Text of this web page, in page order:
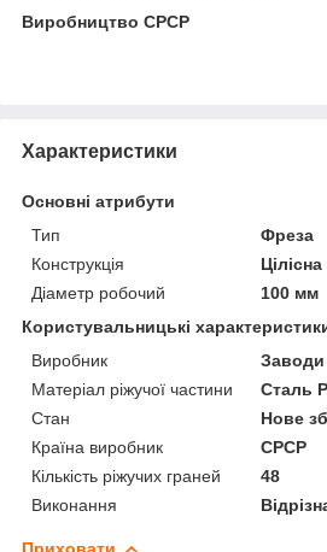
Виробництво СРСР
Характеристики
Основні атрибути
Тип
Фреза
Конструкція
Цілісна
Діаметр робочий
100 мм
Користувальницькі
Виробник
Матеріал ріжучої частини
Сталь
Стан
Нове
Країна виробник
СРСР
Кількість ріжучих граней
48
Виконання
Приховати